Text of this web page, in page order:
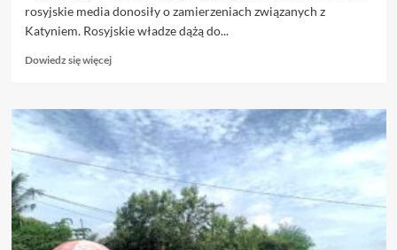
rosyjskie media donosiły o zamierzeniach związanych z
Katyniem. Rosyjskie władze dążą do...
Dowiedz się więcejDowiedz
o
Rosja
zamierza
zburzyć
polski
cmentarz
–
reakcja
Instytutu